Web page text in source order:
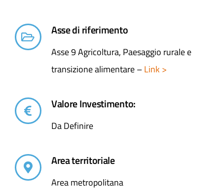
Asse di riferimento
Asse 9 Agricoltura, Paesaggio rurale e
transizione alimentare –Link >
Valore Investimento:
Da Definire
Area territoriale
Area metropolitana